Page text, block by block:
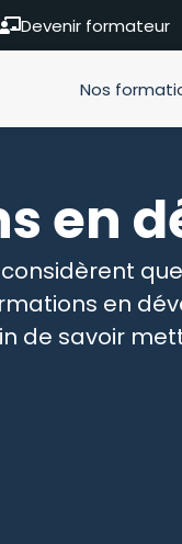
Devenir formateur
Nos
en
considèrent
en
de savoir